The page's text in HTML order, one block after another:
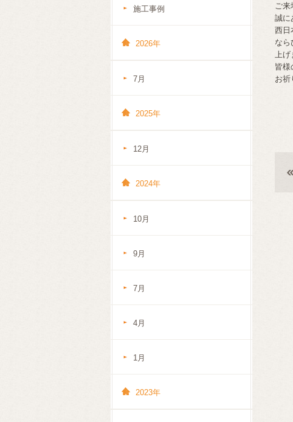
ご
誠に
西日
なら
上げ
皆様
お祈
施工事例
2026年
7月
2025年
12月
2024年
10月
9月
7月
4月
1月
2023年